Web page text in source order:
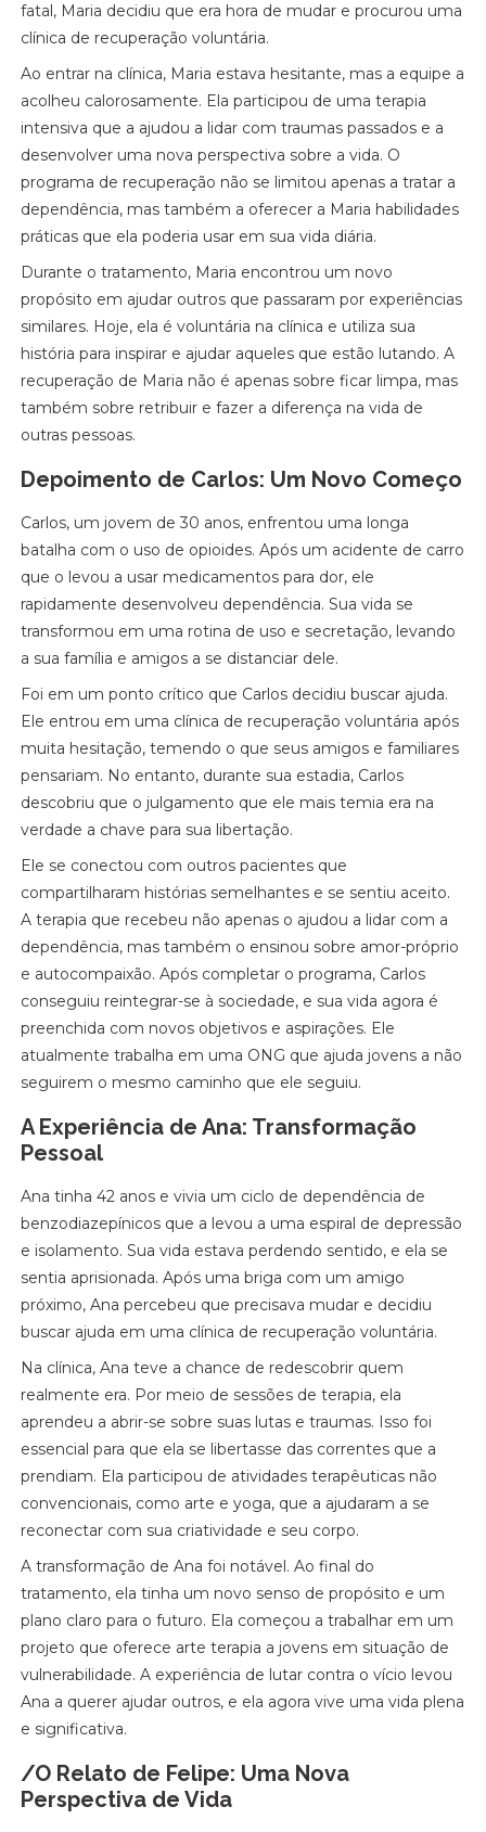
fatal, Maria decidiu que era hora de mudar e procurou uma
clínica de recuperação voluntária.
Ao entrar na clínica, Maria estava hesitante, mas a equipe a
acolheu calorosamente. Ela participou de uma terapia
intensiva que a ajudou a lidar com traumas passados e a
desenvolver uma nova perspectiva sobre a vida. O
programa de recuperação não se limitou apenas a tratar a
dependência, mas também a oferecer a Maria habilidades
práticas que ela poderia usar em sua vida diária.
Durante o tratamento, Maria encontrou um novo
propósito em ajudar outros que passaram por experiências
similares. Hoje, ela é voluntária na clínica e utiliza sua
história para inspirar e ajudar aqueles que estão lutando. A
recuperação de Maria não é apenas sobre ficar limpa, mas
também sobre retribuir e fazer a diferença na vida de
outras pessoas.
Depoimento de Carlos: Um Novo Começo
Carlos, um jovem de 30 anos, enfrentou uma longa
batalha com o uso de opioides. Após um acidente de carro
que o levou a usar medicamentos para dor, ele
rapidamente desenvolveu dependência. Sua vida se
transformou em uma rotina de uso e secretação, levando
a sua família e amigos a se distanciar dele.
Foi em um ponto crítico que Carlos decidiu buscar ajuda.
Ele entrou em uma clínica de recuperação voluntária após
muita hesitação, temendo o que seus amigos e familiares
pensariam. No entanto, durante sua estadia, Carlos
descobriu que o julgamento que ele mais temia era na
verdade a chave para sua libertação.
Ele se conectou com outros pacientes que
compartilharam histórias semelhantes e se sentiu aceito.
A terapia que recebeu não apenas o ajudou a lidar com a
dependência, mas também o ensinou sobre amor-próprio
e autocompaixão. Após completar o programa, Carlos
conseguiu reintegrar-se à sociedade, e sua vida agora é
preenchida com novos objetivos e aspirações. Ele
atualmente trabalha em uma ONG que ajuda jovens a não
seguirem o mesmo caminho que ele seguiu.
A Experiência de Ana: Transformação
Pessoal
Ana tinha 42 anos e vivia um ciclo de dependência de
benzodiazepínicos que a levou a uma espiral de depressão
e isolamento. Sua vida estava perdendo sentido, e ela se
sentia aprisionada. Após uma briga com um amigo
próximo, Ana percebeu que precisava mudar e decidiu
buscar ajuda em uma clínica de recuperação voluntária.
Na clínica, Ana teve a chance de redescobrir quem
realmente era. Por meio de sessões de terapia, ela
aprendeu a abrir-se sobre suas lutas e traumas. Isso foi
essencial para que ela se libertasse das correntes que a
prendiam. Ela participou de atividades terapêuticas não
convencionais, como arte e yoga, que a ajudaram a se
reconectar com sua criatividade e seu corpo.
A transformação de Ana foi notável. Ao final do
tratamento, ela tinha um novo senso de propósito e um
plano claro para o futuro. Ela começou a trabalhar em um
projeto que oferece arte terapia a jovens em situação de
vulnerabilidade. A experiência de lutar contra o vício levou
Ana a querer ajudar outros, e ela agora vive uma vida plena
e significativa.
/O Relato de Felipe: Uma Nova
Perspectiva de Vida